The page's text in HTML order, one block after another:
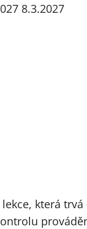
8.3.2027
která trvá